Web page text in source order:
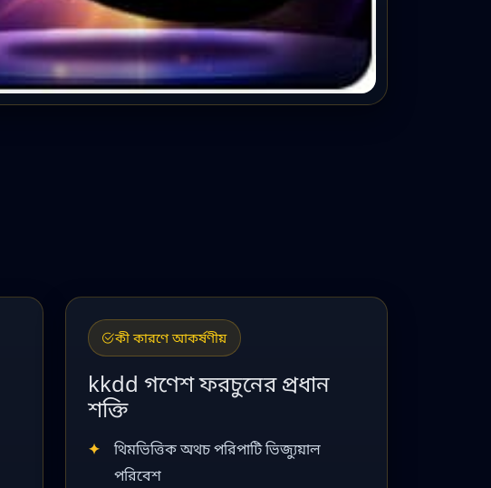
কী কারণে আকর্ষণীয়
kkdd গণেশ ফরচুনের প্রধান
শক্তি
থিমভিত্তিক অথচ পরিপাটি ভিজ্যুয়াল
পরিবেশ